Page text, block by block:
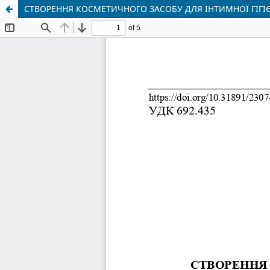
СТВОРЕННЯ КОСМЕТИЧНОГО ЗАСОБУ ДЛЯ ІНТИМНОЇ